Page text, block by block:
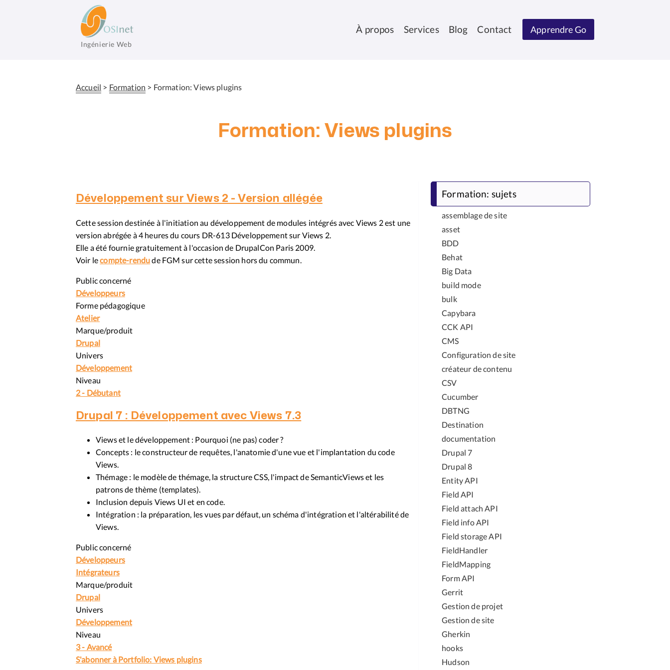
OSInet
Ingénierie Web
À propos Services Blog Contact Apprendre Go
Accueil Formation Formation: Views plugins
Formation: Views plugins
Développement sur Views 2 - Version allégée
Cette session destinée à l'initiation au développement de modules intégrés avec Views 2 est une
version abrégée à 4 heures du cours DR-613 Développement sur Views 2.
Elle a été fournie gratuitement à l'occasion de DrupalCon Paris 2009.
Voir lecompte-rendude FGM sur cette session hors du commun.
Public concerné
Développeurs
Forme pédagogique
Atelier
Marque/produit
Drupal
Univers
Développement
Niveau
2 - Débutant
Drupal 7 : Développement avec Views 7.3
Views et le développement : Pourquoi (ne pas) coder ?
Concepts : le constructeur de requêtes, l'anatomie d'une vue et l'implantation du code
Views.
Thémage : le modèle de thémage, la structure CSS, l'impact de SemanticViews et les
patrons de thème (templates).
Inclusion depuis Views UI et en code.
Intégration : la préparation, les vues par défaut, un schéma d'intégration et l'altérabilité de
Views.
Public concerné
Développeurs
Intégrateurs
Marque/produit
Drupal
Univers
Développement
Niveau
3 - Avancé
S'abonner à Portfolio: Views plugins
Formation: sujets
assemblage de site
asset
BDD
Behat
Big Data
build mode
bulk
Capybara
CCK API
CMS
Configuration de site
créateur de contenu
CSV
Cucumber
DBTNG
Destination
documentation
Drupal 7
Drupal 8
Entity API
Field API
Field attach API
Field info API
Field storage API
FieldHandler
FieldMapping
Form API
Gerrit
Gestion de projet
Gestion de site
Gherkin
hooks
Hudson